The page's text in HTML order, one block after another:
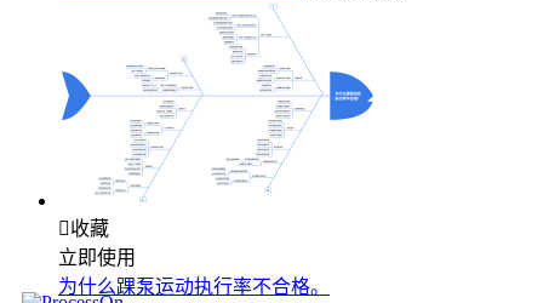
收藏
立即使用
为什么踝泵运动执行率不合格。